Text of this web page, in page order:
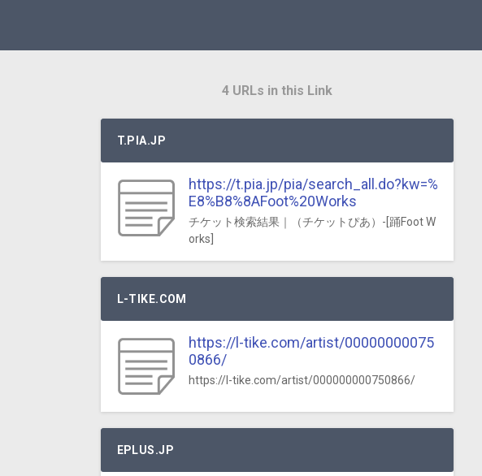
4 URLs in this Link
T.PIA.JP
https://t.pia.jp/pia/search_all.do?kw=%
E8%B8%8AFoot%20Works
チケット検索結果｜（チケットぴあ）-[踊Foot W
orks]
L-TIKE.COM
https://l-tike.com/artist/00000000075
0866/
https://l-tike.com/artist/000000000750866/
EPLUS.JP